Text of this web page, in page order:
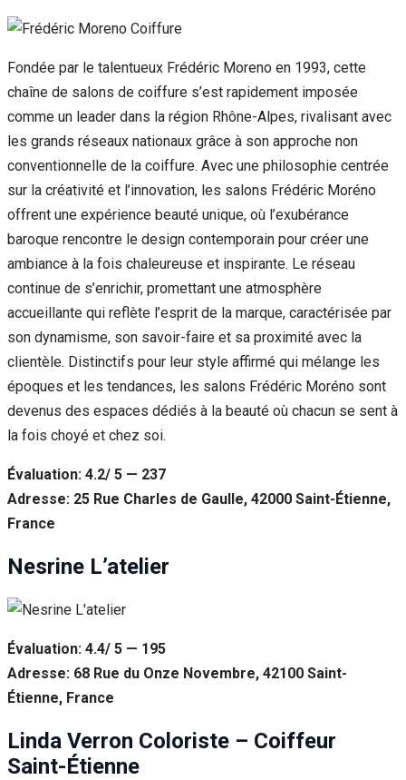
Fondée par le talentueux Frédéric Moreno en 1993, cette
chaîne de salons de coiffure s’est rapidement imposée
comme un leader dans la région Rhône-Alpes, rivalisant avec
les grands réseaux nationaux grâce à son approche non
conventionnelle de la coiffure. Avec une philosophie centrée
sur la créativité et l’innovation, les salons Frédéric Moréno
offrent une expérience beauté unique, où l’exubérance
baroque rencontre le design contemporain pour créer une
ambiance à la fois chaleureuse et inspirante. Le réseau
continue de s’enrichir, promettant une atmosphère
accueillante qui reflète l’esprit de la marque, caractérisée par
son dynamisme, son savoir-faire et sa proximité avec la
clientèle. Distinctifs pour leur style affirmé qui mélange les
époques et les tendances, les salons Frédéric Moréno sont
devenus des espaces dédiés à la beauté où chacun se sent à
la fois choyé et chez soi.
Évaluation: 4.2/ 5 — 237
Adresse: 25 Rue Charles de Gaulle, 42000 Saint-Étienne,
France
Nesrine L’atelier
Évaluation: 4.4/ 5 — 195
Adresse: 68 Rue du Onze Novembre, 42100 Saint-
Étienne, France
Linda Verron Coloriste – Coiffeur
Saint-Étienne